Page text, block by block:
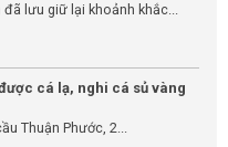
lưu giữ lại khoảnh khắc...
cá lạ, nghi cá sủ vàng
Thuận Phước, 2...